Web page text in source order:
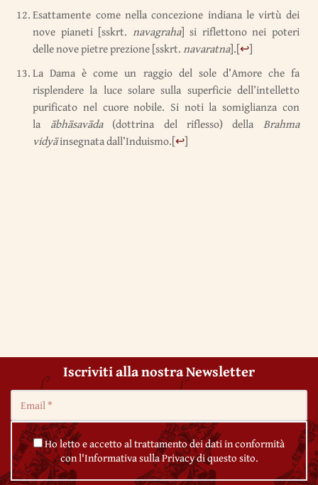
Esattamente come nella concezione indiana le virtù dei
nove pianeti [sskrt. navagraha] si riflettono nei poteri
delle nove pietre prezione [sskrt.navaratna].[↩]
La Dama è come un raggio del sole d’Amore che fa
risplendere la luce solare sulla superficie dell’intelletto
purificato nel cuore nobile. Si noti la somiglianza con
la ābhāsavāda(dottrina del riflesso) della Brahma
vidyāinsegnata dall’Induismo.[↩]
Iscriviti alla nostra Newsletter
Ho letto e accetto al trattamento dei dati in conformità
con l'Informativa sulla Privacy di questo sito.